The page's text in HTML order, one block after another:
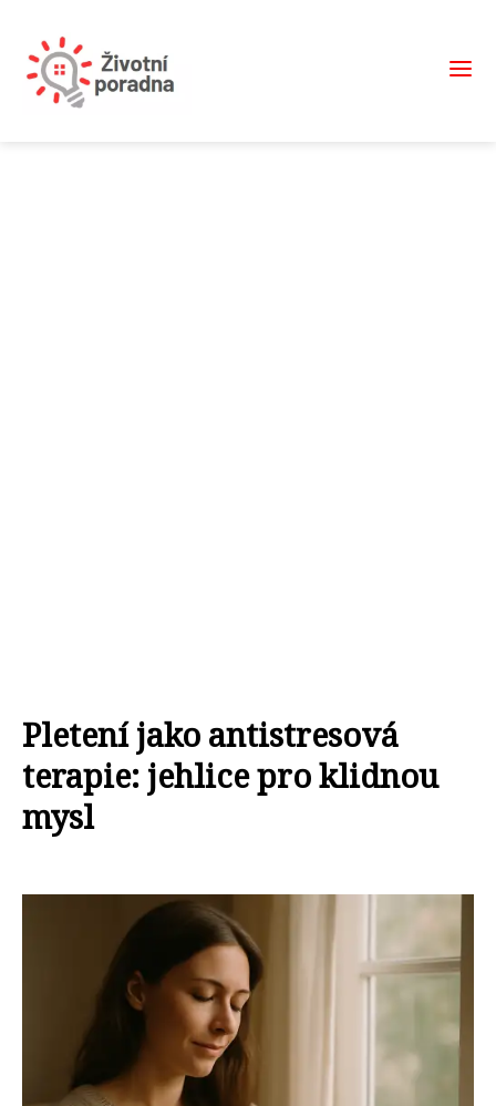
Pletení jako antistresová
terapie: jehlice pro klidnou
mysl